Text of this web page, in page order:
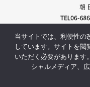
事前受
Copyright ©私立中学・高
当サイトでは、利便性の
しています。サイトを
いただく必要があります
シャルメディア、